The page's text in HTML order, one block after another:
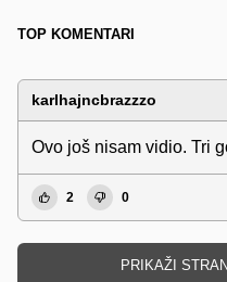
TOP KOMENTARI
karlhajncbrazzzo
Ovo još nisam vidio. Tri
2 0
PRIKAŽI